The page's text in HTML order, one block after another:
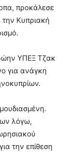
προκάλεσε
την Κυπριακή
ΥΠΕΞ Τζακ
για ανάγκη
λόγω,
την επίθεση